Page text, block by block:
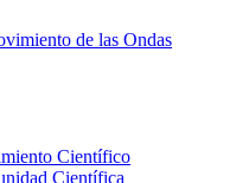
de las Ondas
Científico
Científica